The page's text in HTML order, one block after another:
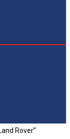
Rover”